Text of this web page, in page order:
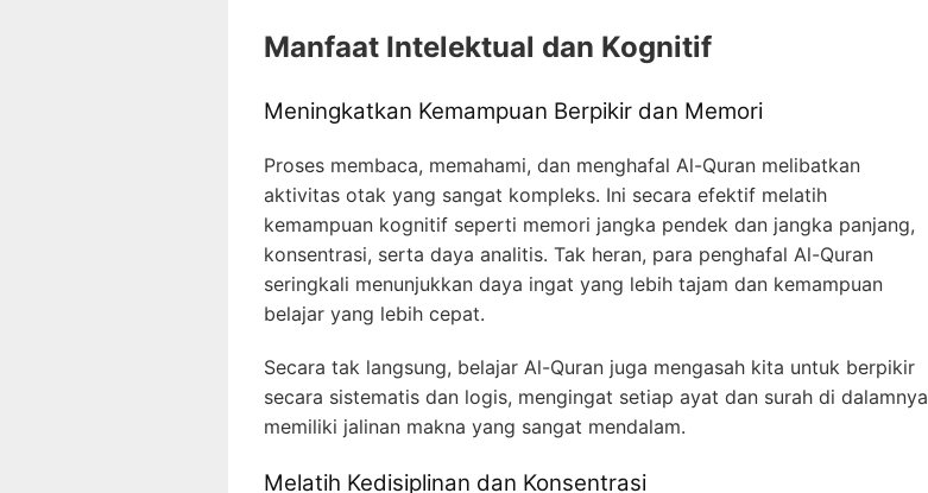
Manfaat Intelektual dan Kognitif
Meningkatkan Kemampuan Berpikir dan Memori
Proses membaca, memahami, dan menghafal Al-Quran melibatkan
aktivitas otak yang sangat kompleks. Ini secara efektif melatih
kemampuan kognitif seperti memori jangka pendek dan jangka panjang,
konsentrasi, serta daya analitis. Tak heran, para penghafal Al-Quran
seringkali menunjukkan daya ingat yang lebih tajam dan kemampuan
belajar yang lebih cepat.
Secara tak langsung, belajar Al-Quran juga mengasah kita untuk berpikir
secara sistematis dan logis, mengingat setiap ayat dan surah di dalamnya
memiliki jalinan makna yang sangat mendalam.
Melatih Kedisiplinan dan Konsentrasi